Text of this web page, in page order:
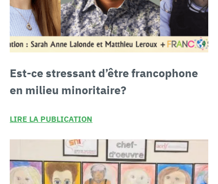
Est-ce stressant d’être francophone
en milieu minoritaire?
LIRE LA PUBLICATION